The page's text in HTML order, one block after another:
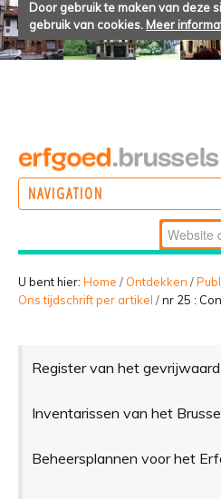
Door gebruik te maken van deze
gebruik van cookies. Meer
NAVIGATION
BELEVEN
Zoek
zoeken...
U bent hier: Home / Ontdekken /
Ons tijdschrift per artikel /nr 25 :
Register van het
Inventarissen van het
Beheersplannen voor het